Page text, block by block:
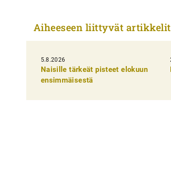
i
k
e
Aiheeseen liittyvät artikkelit
5.8.2026
Naisille tärkeät pisteet elokuun
ensimmäisestä